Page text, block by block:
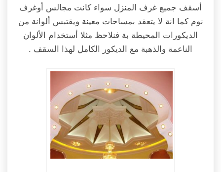
أسقف جميع غرف المنزل سواء كانت مجالس أوغرف
نوم كما انة لا يتعقد بمساحات معينة ويقتبس ألوانة من
الديكورات المحيطة بة فنلاحظ مثلا أستخدام الألوان
الناعمة والذهبة مع الديكور الكامل لهذا السقف .